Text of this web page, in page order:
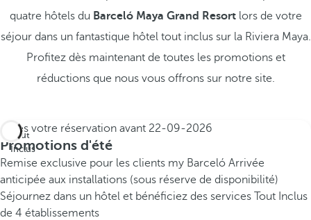
quatre hôtels du Barceló Maya Grand Resortlors de votre
séjour dans un fantastique hôtel tout inclus sur la Riviera Maya.
Profitez dès maintenant de toutes les promotions et
réductions que nous vous offrons sur notre site.
Tout
Inclus
Faites votre réservation avant 22-09-2026
Promotions d'été
Remise exclusive pour les clients my Barceló Arrivée
anticipée aux installations (sous réserve de disponibilité)
Séjournez dans un hôtel et bénéficiez des services Tout Inclus
de 4 établissements